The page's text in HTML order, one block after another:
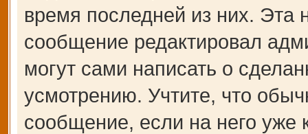
время последней из них. Эта
сообщение редактировал
могут сами написать о
усмотрению. Учтите, что
сообщение, если на него уже